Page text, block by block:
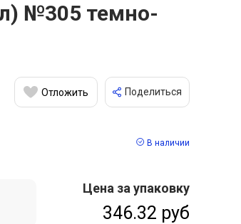
№305 темно-
Отложить Поделиться
В наличии
Цена за упаковку
346.32 руб